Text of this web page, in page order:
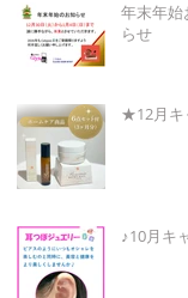
年末年始
らせ
★12月キ
♪10月キ